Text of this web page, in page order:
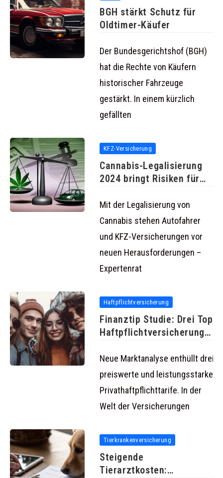
BGH stärkt Schutz für
Oldtimer-Käufer
Der Bundesgerichtshof (BGH)
hat die Rechte von Käufern
historischer Fahrzeuge
gestärkt. In einem kürzlich
gefällten
KFZ-Versicherung
Cannabis-Legalisierung
2024 bringt Risiken für
Versicherungspflichtige
Mit der Legalisierung von
Cannabis stehen Autofahrer
und KFZ-Versicherungen vor
neuen Herausforderungen –
Expertenrat
Haftpflichtversicherung
Finanztip Studie: Drei Top
Haftpflichtversicherungen
Neue Marktanalyse enthüllt drei
preiswerte und leistungsstarke
Privathaftpflichttarife. In der
Welt der Versicherungen
Tierkrankenversicherung
Steigende
Tierarztkosten: